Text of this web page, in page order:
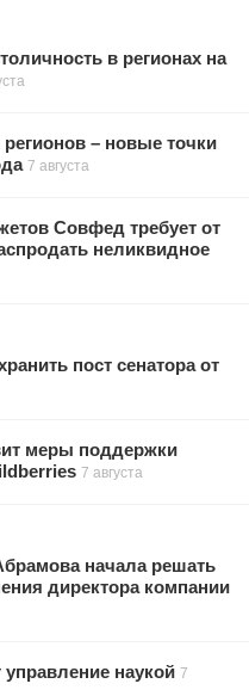
в регионах на
– новые точки
7 августа
Совфед требует от
неликвидное
пост сенатора от
меры поддержки
7 августа
начала решать
директора компании
управление наукой 7